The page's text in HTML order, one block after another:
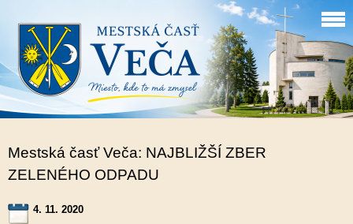
Mestská časť Veča: NAJBLIŽŠÍ ZBER
ZELENÉHO ODPADU
4. 11. 2020